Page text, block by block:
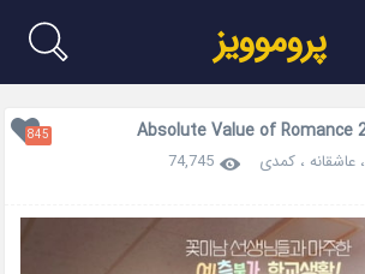
پروموویز
845
،عاشقانه ،کمدی
74,745